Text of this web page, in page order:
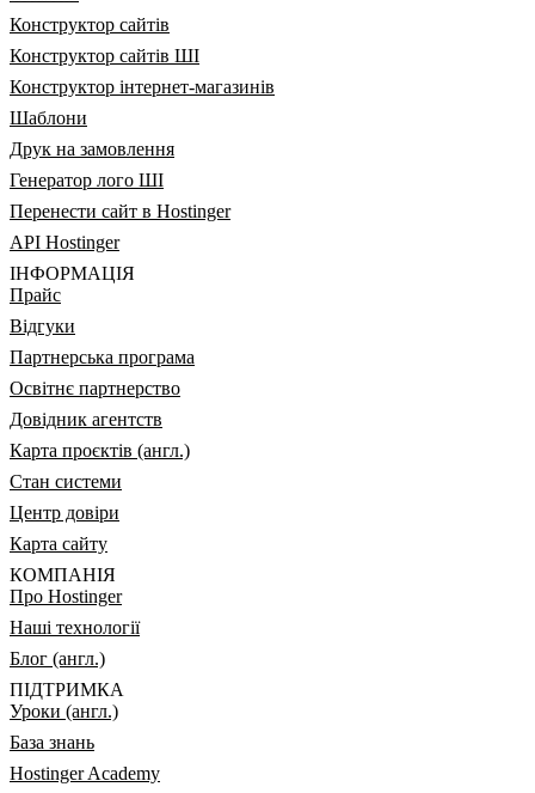
Конструктор сайтів
Конструктор сайтів ШІ
Конструктор інтернет-магазинів
Шаблони
Друк на замовлення
Генератор лого ШІ
Перенести сайт в Hostinger
API Hostinger
ІНФОРМАЦІЯ
Прайс
Відгуки
Партнерська програма
Освітнє партнерство
Довідник агентств
Карта проєктів (англ.)
Стан системи
Центр довіри
Карта сайту
КОМПАНІЯ
Про Hostinger
Наші технології
Блог (англ.)
ПІДТРИМКА
Уроки (англ.)
База знань
Hostinger Academy